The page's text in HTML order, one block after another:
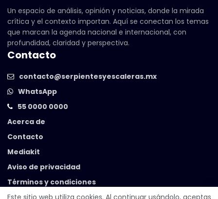
Un espacio de análisis, opinión y noticias, donde la mirada
crítica y el contexto importan. Aquí se conectan los temas
que marcan la agenda nacional e internacional, con
profundidad, claridad y perspectiva.
Contacto
contacto@serpientesyescaleras.mx
WhatsApp
55 0000 0000
Acerca de
Contacto
Mediakit
Aviso de privacidad
Términos y condiciones
Este sitio web utiliza cookies. Al continuar usándolo, aceptas